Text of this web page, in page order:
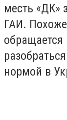
месть «ДК»
ГАИ.
обращается
нормой в